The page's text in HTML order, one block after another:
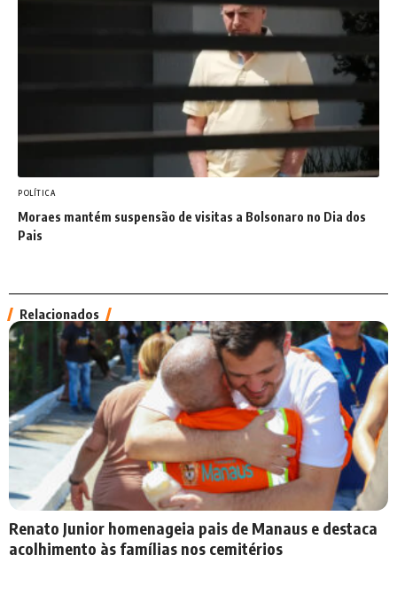
POLÍTICA
Moraes mantém suspensão de visitas a Bolsonaro no Dia dos
Pais
Relacionados
Renato Junior homenageia pais de Manaus e destaca
acolhimento às famílias nos cemitérios